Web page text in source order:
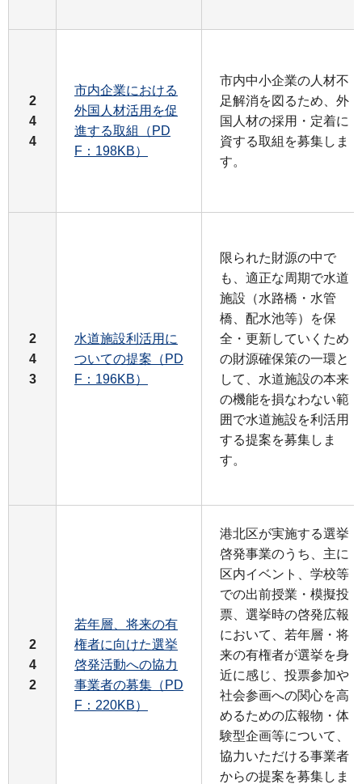
2
4
4
市内企業における
外国人材活用を促
進する取組（PD
F：198KB）
市内中小企業の人材不
足解消を図るため、外
国人材の採用・定着に
資する取組を募集しま
す。
2
4
3
水道施設利活用に
ついての提案（PD
F：196KB）
限られた財源の中で
も、適正な周期で水道
施設（水路橋・水管
橋、配水池等）を保
全・更新していくため
の財源確保策の一環と
して、水道施設の本来
の機能を損なわない範
囲で水道施設を利活用
する提案を募集しま
す。
2
4
2
若年層、将来の有
権者に向けた選挙
啓発活動への協力
事業者の募集（PD
F：220KB）
港北区が実施する選挙
啓発事業のうち、主に
区内イベント、学校等
での出前授業・模擬投
票、選挙時の啓発広報
において、若年層・将
来の有権者が選挙を身
近に感じ、投票参加や
社会参画への関心を高
めるための広報物・体
験型企画等について、
協力いただける事業者
からの提案を募集しま